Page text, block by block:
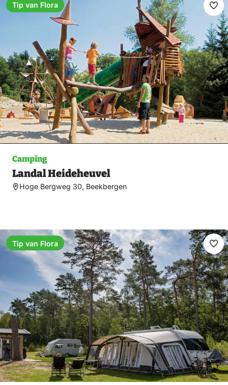
Camping
Landal Heideheuvel
Hoge Bergweg 30, Beekbergen
Tip van Flora
Tip van Flora